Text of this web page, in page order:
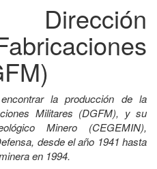
Dirección
la producción de la
Militares (DGFM), y su
Minero (CEGEMIN),
desde el año 1941 hasta
en 1994.